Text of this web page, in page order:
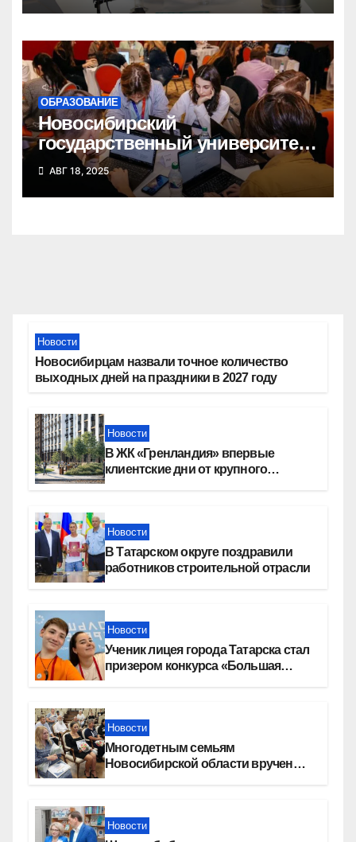
ОБРАЗОВАНИЕ
Новосибирский
государственный университет
победил в федеральном
конкурсе стартап-студий
АВГ 18, 2025
Новости
Новосибирцам назвали точное количество
выходных дней на праздники в 2027 году
Новости
В ЖК «Гренландия» впервые
клиентские дни от крупного
Новости
В Татарском округе поздравили
работников строительной отрасли
Новости
Ученик лицея города Татарска стал
призером конкурса «Большая
Новости
Многодетным семьям
Новосибирской области вручены
Новости